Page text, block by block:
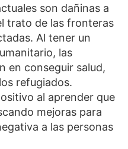
son dañinas a
trato de las fronteras
Al tener un
las
en conseguir salud,
refugiados.
al aprender que
mejoras para
a las personas